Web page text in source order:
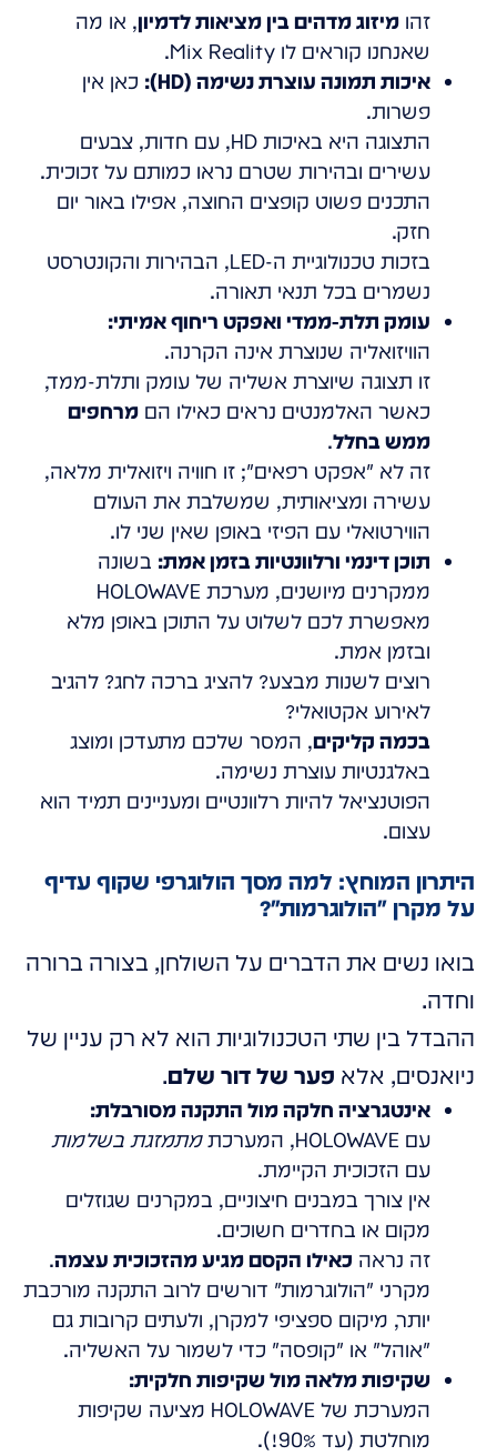
זהו מיזוג מדהים בין מציאות לדמיון, או מה
שאנחנו קוראים לו Mix Reality.
איכות תמונה עוצרת נשימה (HD):
כאן אין
פשרות.
התצוגה היא באיכות HD, עם חדות, צבעים
עשירים ובהירות שטרם נראו כמותם על זכוכית.
התכנים פשוט קופצים החוצה, אפילו באור יום
חזק.
בזכות טכנולוגיית ה-LED, הבהירות והקונטרסט
נשמרים בכל תנאי תאורה.
עומק תלת-ממדי ואפקט ריחוף אמיתי:
הוויזואליה שנוצרת אינה הקרנה.
זו תצוגה שיוצרת אשליה של עומק ותלת-ממד,
כאשר האלמנטים נראים כאילו הם מרחפים
ממש בחלל.
זה לא "אפקט רפאים"; זו חוויה ויזואלית מלאה,
עשירה ומציאותית, שמשלבת את העולם
הווירטואלי עם הפיזי באופן שאין שני לו.
תוכן דינמי ורלוונטיות בזמן אמת: בשונה
ממקרנים מיושנים, מערכת HOLOWAVE
מאפשרת לכם לשלוט על התוכן באופן מלא
ובזמן אמת.
רוצים לשנות מבצע? להציג ברכה לחג? להגיב
לאירוע אקטואלי?
בכמה קליקים, המסר שלכם מתעדכן ומוצג
באלגנטיות עוצרת נשימה.
הפוטנציאל להיות רלוונטיים ומעניינים תמיד הוא
עצום.
היתרון המוחץ: למה מסך הולוגרפי שקוף עדיף
על מקרן "הולוגרמות"?
בואו נשים את הדברים על השולחן, בצורה ברורה
וחדה.
ההבדל בין שתי הטכנולוגיות הוא לא רק עניין של
ניואנסים, אלא פער של דור שלם.
אינטגרציה חלקה מול התקנה מסורבלת:
עם HOLOWAVE, המערכת
מתמזגת בשלמות
עם הזכוכית הקיימת.
אין צורך במבנים חיצוניים, במקרנים שגוזלים
מקום או בחדרים חשוכים.
זה נראה כאילו הקסם מגיע מהזכוכית עצמה.
מקרני "הולוגרמות" דורשים לרוב התקנה מורכבת
יותר, מיקום ספציפי למקרן, ולעתים קרובות גם
"אוהל" או "קופסה" כדי לשמור על האשליה.
שקיפות מלאה מול שקיפות חלקית:
המערכת של HOLOWAVE מציעה שקיפות
מוחלטת (עד 90%!).